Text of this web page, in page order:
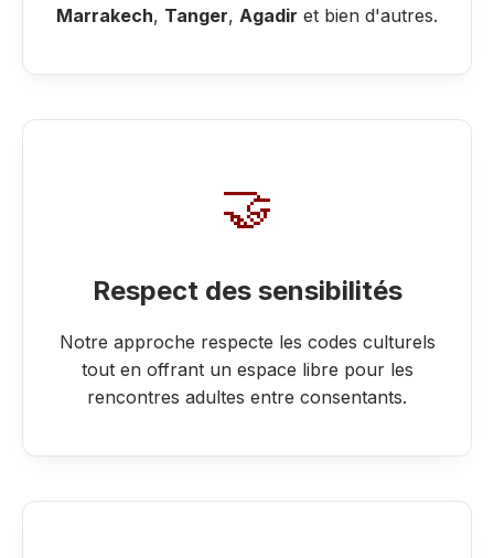
Marrakech, Tanger, Agadir et bien d'autres.
🤝
Respect des sensibilités
Notre approche respecte les codes culturels
tout en offrant un espace libre pour les
rencontres adultes entre consentants.